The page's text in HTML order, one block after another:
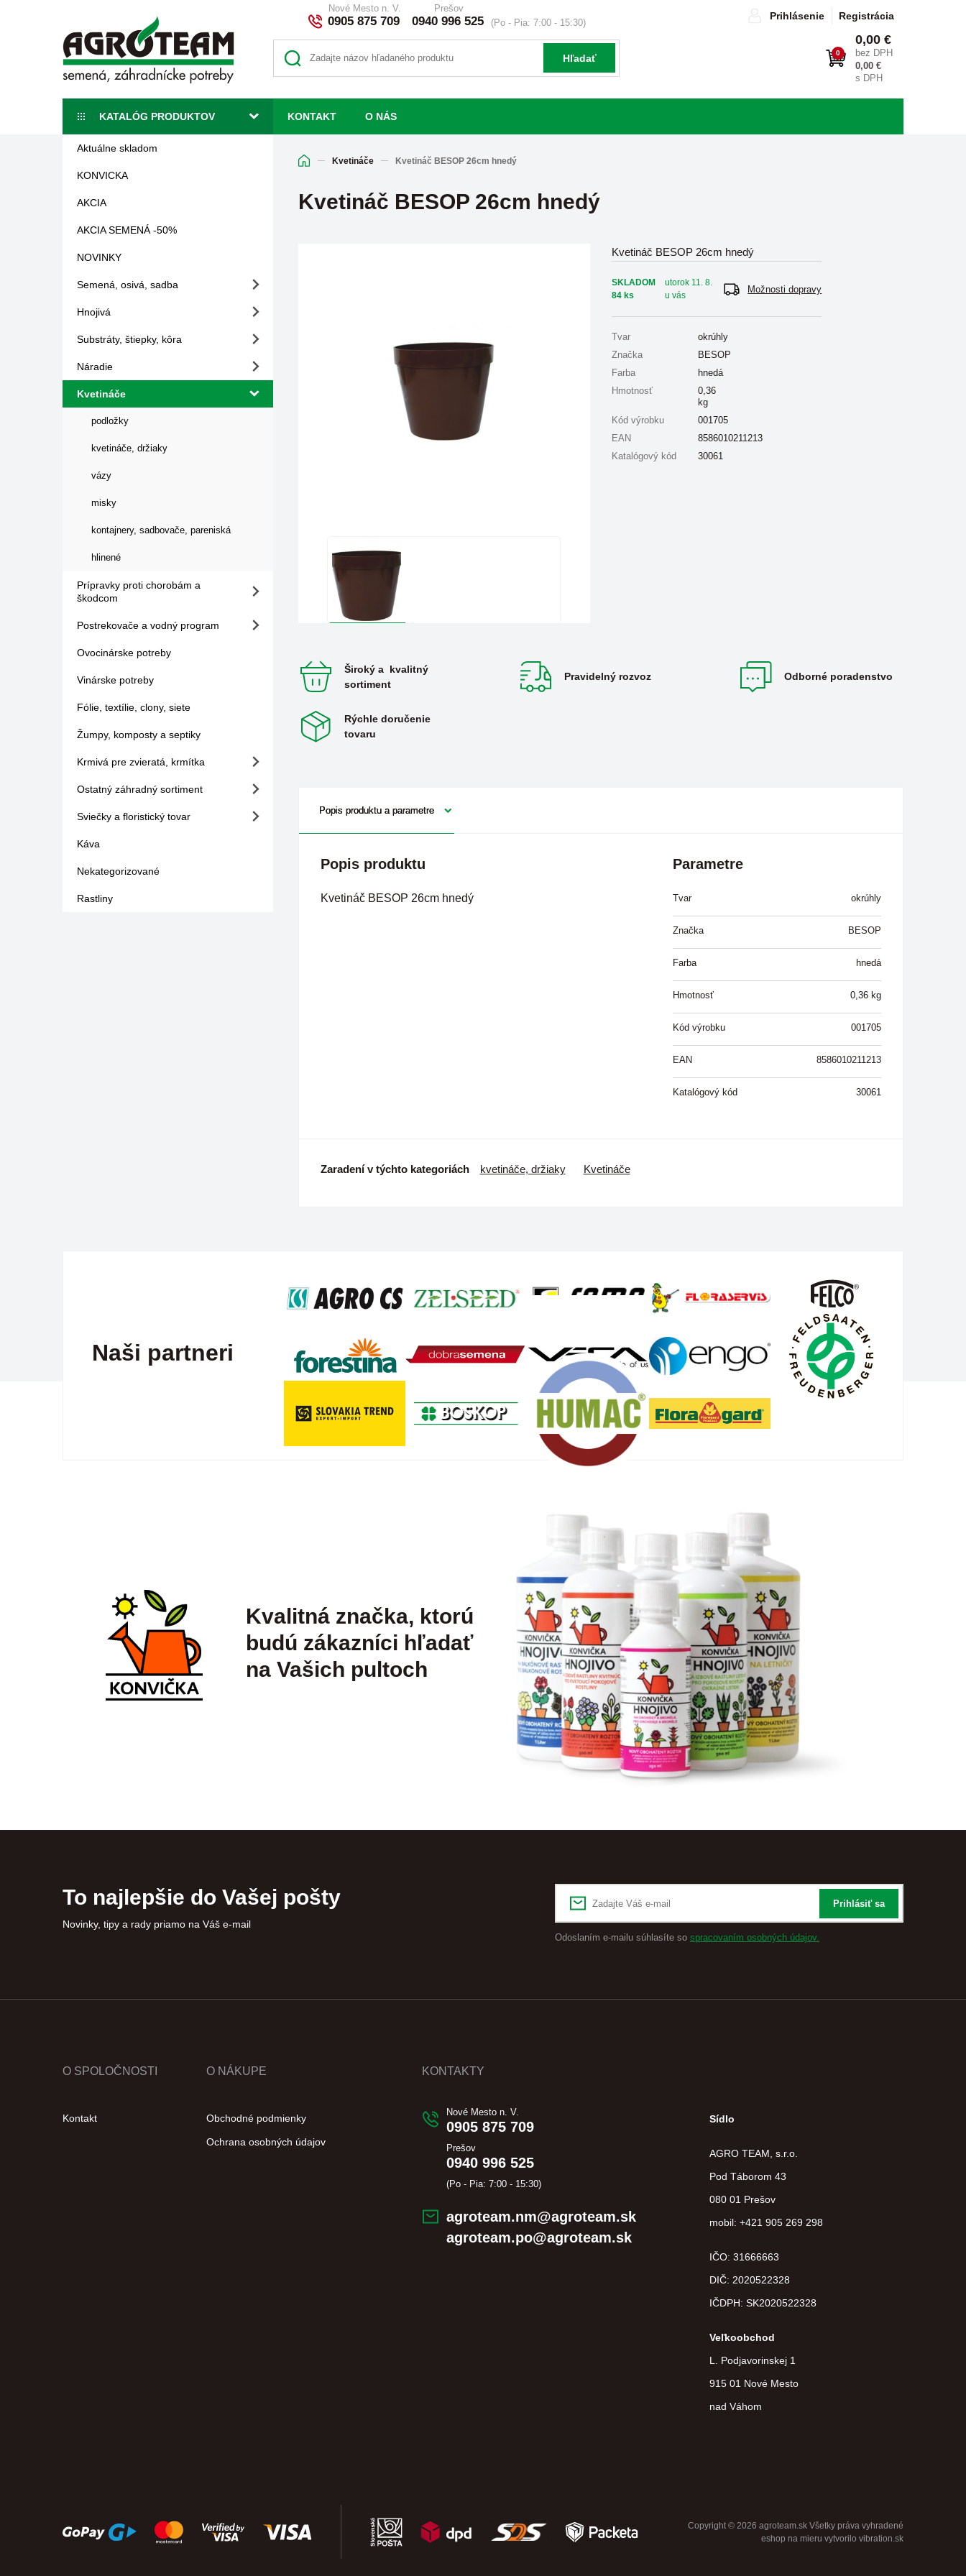
Nové Mesto n. V.
0905 875 709
Prešov
0940 996 525 (Po - Pia: 7:00 - 15:30)
Prihlásenie Registrácia
Hľadať 0
0,00 €
bez DPH
0,00 €
s DPH
KONTAKT O NÁS
KATALÓG PRODUKTOV
Aktuálne skladom
KONVICKA
AKCIA
AKCIA SEMENÁ -50%
NOVINKY
Semená, osivá, sadba
Hnojivá
Substráty, štiepky, kôra
Náradie
Kvetináče
podložky
kvetináče, držiaky
vázy
misky
kontajnery, sadbovače, pareniská
hlinené
Prípravky proti chorobám a
škodcom
Postrekovače a vodný program
Ovocinárske potreby
Vinárske potreby
Fólie, textílie, clony, siete
Žumpy, komposty a septiky
Krmivá pre zvieratá, krmítka
Ostatný záhradný sortiment
Sviečky a floristický tovar
Káva
Nekategorizované
Rastliny
Kvetináče Kvetináč BESOP 26cm hnedý
Kvetináč BESOP 26cm hnedý
Kvetináč BESOP 26cm hnedý
SKLADOM
84 ks
utorok 11. 8.
u vás
Možnosti dopravy
Tvar
okrúhly
Značka
BESOP
Farba
hnedá
Hmotnosť
0,36
kg
Kód výrobku
001705
EAN
8586010211213
Katalógový kód
30061
Široký a kvalitný
sortiment
Pravidelný rozvoz Odborné poradenstvo
Rýchle doručenie
tovaru
Popis produktu a parametre
Popis produktu
Kvetináč BESOP 26cm hnedý
Parametre
Tvar okrúhly
Značka BESOP
Farba hnedá
Hmotnosť 0,36 kg
Kód výrobku 001705
EAN 8586010211213
Katalógový kód 30061
Zaradení v týchto kategoriách kvetináče, držiaky Kvetináče
Naši partneri
Kvalitná značka, ktorú
budú zákazníci hľadať
na Vašich pultoch
To najlepšie do Vašej pošty
Novinky, tipy a rady priamo na Váš e-mail
Prihlásiť sa
Odoslaním e-mailu súhlasíte so spracovaním osobných údajov.
O SPOLOČNOSTI
Kontakt
O NÁKUPE
Obchodné podmienky
Ochrana osobných údajov
KONTAKTY
Nové Mesto n. V.
0905 875 709
Prešov
0940 996 525
(Po - Pia: 7:00 - 15:30)
agroteam.nm@agroteam.sk
agroteam.po@agroteam.sk
Sídlo
AGRO TEAM, s.r.o.
Pod Táborom 43
080 01 Prešov
mobil: +421 905 269 298
IČO: 31666663
DIČ: 2020522328
IČDPH: SK2020522328
Veľkoobchod
L. Podjavorinskej 1
915 01 Nové Mesto
nad Váhom
Copyright © 2026 agroteam.sk Všetky práva vyhradené
eshop na mieru vytvorilo vibration.sk